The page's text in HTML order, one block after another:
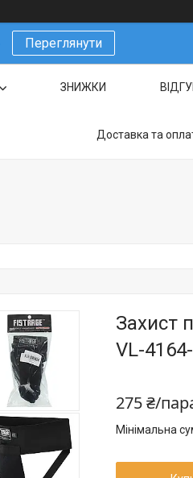
Переглянути
ЗНИЖКИ
Доставка та
Захист
VL-
275 ₴/
Мінімальна